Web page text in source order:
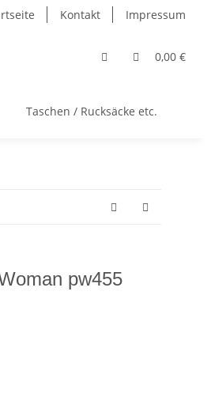
Kontakt Impressum
0,00 €
Taschen / Rucksäcke etc.
pw455